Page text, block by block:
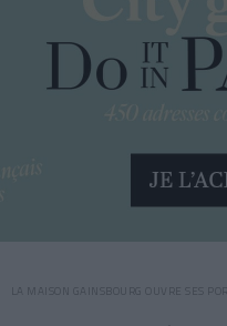
LA MAISON GAINSBOURG OUVRE SES